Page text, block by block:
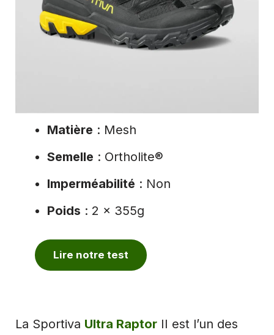
Matière : Mesh
Semelle : Ortholite®
Imperméabilité : Non
Poids : 2 x 355g
Lire notre test
La Sportiva Ultra Raptor II est l’un des